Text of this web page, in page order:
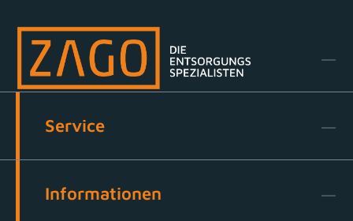
Service
Informationen